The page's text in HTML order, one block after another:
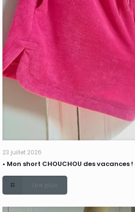
23 juillet 2026
• Mon short CHOUCHOU des vacances
Lire plus